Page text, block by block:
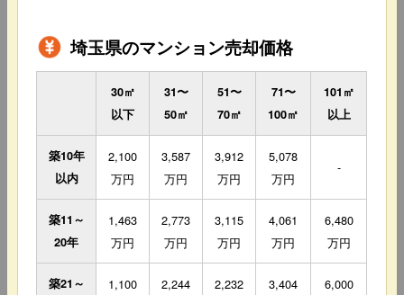
埼玉県のマンション売却価格
30㎡
以下
31〜
50㎡
51〜
70㎡
71〜
100㎡
101㎡
以上
築10年
以内
2,100
万円
3,587
万円
3,912
万円
5,078
万円
-
築11～
20年
1,463
万円
2,773
万円
3,115
万円
4,061
万円
6,480
万円
築21～
1,100
2,244
2,232
3,404
6,000